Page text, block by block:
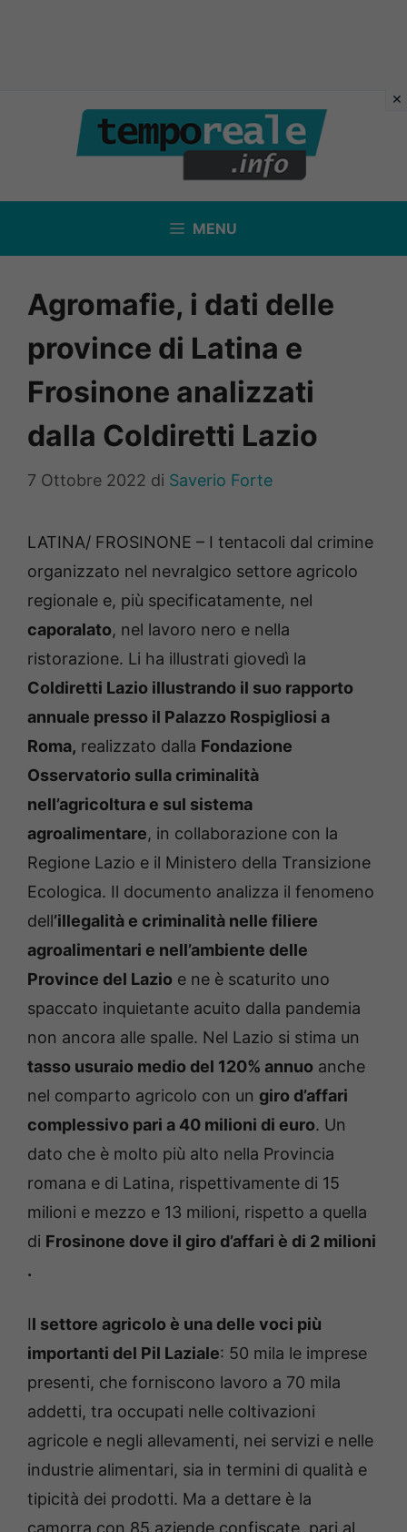
contenuto
MENU
Agromafie, i dati delle
province di Latina e
Frosinone analizzati
dalla Coldiretti Lazio
7 Ottobre 2022 di Saverio Forte
LATINA/ FROSINONE – I tentacoli dal crimine
organizzato nel nevralgico settore agricolo
regionale e, più specificatamente, nel
caporalato, nel lavoro nero e nella
ristorazione. Li ha illustrati giovedì la
Coldiretti Lazio illustrando il suo rapporto
annuale presso il Palazzo Rospigliosi a
Roma, realizzato dalla Fondazione
Osservatorio sulla criminalità
nell’agricoltura e sul sistema
agroalimentare, in collaborazione con la
Regione Lazio e il Ministero della Transizione
Ecologica. Il documento analizza il fenomeno
dell’illegalità e criminalità nelle filiere
agroalimentari e nell’ambiente delle
Province del Lazio e ne è scaturito uno
spaccato inquietante acuito dalla pandemia
non ancora alle spalle. Nel Lazio si stima un
tasso usuraio medio del 120% annuo anche
nel comparto agricolo con un giro d’affari
complessivo pari a 40 milioni di euro. Un
dato che è molto più alto nella Provincia
romana e di Latina, rispettivamente di 15
milioni e mezzo e 13 milioni, rispetto a quella
di Frosinone dove il giro d’affari è di 2 milioni
.
Il settore agricolo è una delle voci più
importanti del Pil Laziale: 50 mila le imprese
presenti, che forniscono lavoro a 70 mila
addetti, tra occupati nelle coltivazioni
agricole e negli allevamenti, nei servizi e nelle
industrie alimentari, sia in termini di qualità e
tipicità dei prodotti. Ma a dettare è la
camorra con 85 aziende confiscate, pari al